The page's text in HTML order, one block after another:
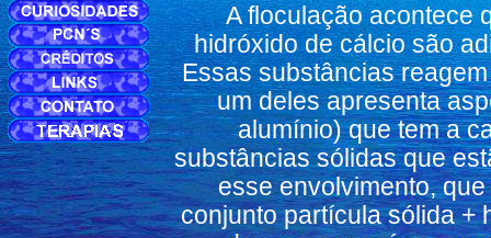
A floculação acontece
hidróxido de cálcio são
Essas substâncias
um deles apresenta
alumínio) que tem a
substâncias sólidas que
esse envolvimento,
conjunto partícula sólida +